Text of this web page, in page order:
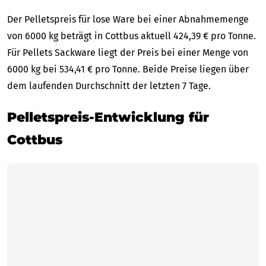
Der Pelletspreis für lose Ware bei einer Abnahmemenge
von 6000 kg beträgt in Cottbus aktuell 424,39 € pro Tonne.
Für Pellets Sackware liegt der Preis bei einer Menge von
6000 kg bei 534,41 € pro Tonne. Beide Preise liegen über
dem laufenden Durchschnitt der letzten 7 Tage.
Pelletspreis-Entwicklung für
Cottbus